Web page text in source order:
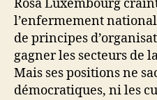
Rosa Luxembourg
l’enfermement
de principes
gagner les secteurs de
Mais ses positions ne
démocratiques, ni les